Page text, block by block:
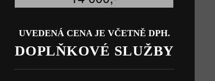
UVEDENÁ CENA JE VČETNĚ DPH.
DOPLŇKOVÉ SLUŽBY